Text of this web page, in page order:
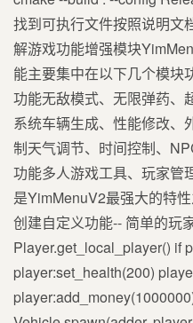
找到可执行文件按照说明文
解游戏功能增强模块
能主要集中在以下几个模块
功能无敌模式、无限弹药、
系统车辆生成、性能修改、
制天气调节、时间控制、
功能多人游戏工具、玩家管
是YimMenuV2最强大的特
创建自定义功能-- 简单的玩
Player.get_local_player() if
player:set_health(200)